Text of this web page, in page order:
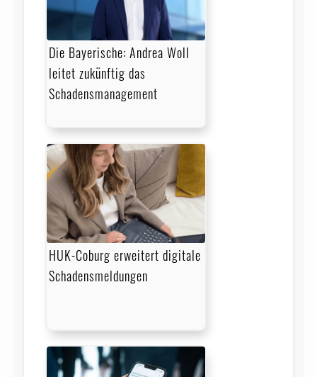
Die Bayerische: Andrea Woll
leitet zukünftig das
Schadensmanagement
HUK-Coburg erweitert digitale
Schadensmeldungen